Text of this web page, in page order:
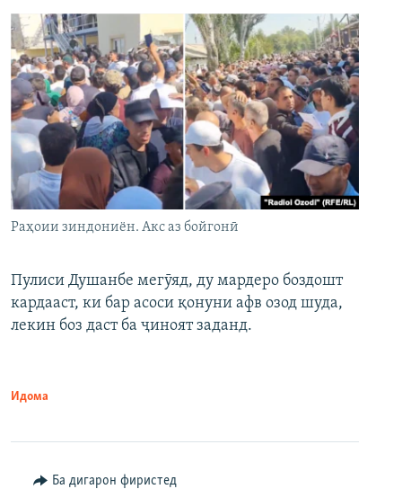
Раҳоии зиндониён. Акс аз бойгонӣ
Пулиси Душанбе мегӯяд, ду мардеро боздошт
кардааст, ки бар асоси қонуни афв озод шуда,
лекин боз даст ба ҷиноят заданд.
Идома
Ба дигарон фиристед